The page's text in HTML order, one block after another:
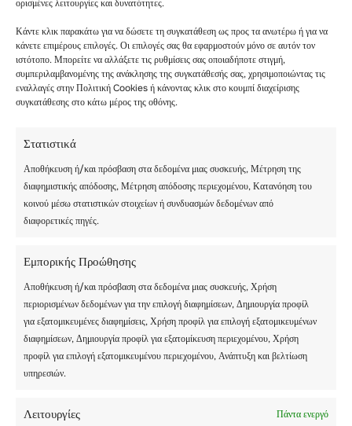
ορισμένες λειτουργίες και δυνατότητες.
Κάντε κλικ παρακάτω για να δώσετε τη συγκατάθεση ως προς τα ανωτέρω ή για να
κάνετε επιμέρους επιλογές. Οι επιλογές σας θα εφαρμοστούν μόνο σε αυτόν τον
ιστότοπο. Μπορείτε να αλλάξετε τις ρυθμίσεις σας οποιαδήποτε στιγμή,
συμπεριλαμβανομένης της ανάκλησης της συγκατάθεσής σας, χρησιμοποιώντας τις
εναλλαγές στην Πολιτική Cookies ή κάνοντας κλικ στο κουμπί διαχείρισης
συγκατάθεσης στο κάτω μέρος της οθόνης.
Στατιστικά
Αποθήκευση ή/και πρόσβαση στα δεδομένα μιας συσκευής, Μέτρηση της
διαφημιστικής απόδοσης, Μέτρηση απόδοσης περιεχομένου, Κατανόηση του
κοινού μέσω στατιστικών στοιχείων ή συνδυασμών δεδομένων από
διαφορετικές πηγές.
Εμπορικής Προώθησης
Αποθήκευση ή/και πρόσβαση στα δεδομένα μιας συσκευής, Χρήση
περιορισμένων δεδομένων για την επιλογή διαφημίσεων, Δημιουργία προφίλ
για εξατομικευμένες διαφημίσεις, Χρήση προφίλ για επιλογή εξατομικευμένων
διαφημίσεων, Δημιουργία προφίλ για εξατομίκευση περιεχομένου, Χρήση
προφίλ για επιλογή εξατομικευμένου περιεχομένου, Ανάπτυξη και βελτίωση
υπηρεσιών.
Λειτουργίες
Πάντα ενεργό
ΑΥΓΟΎΣΤΟΥ –
ΗΜΈΡΑ ΆΦΙΞΗΣ